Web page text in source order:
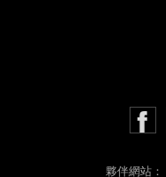
夥伴網站：